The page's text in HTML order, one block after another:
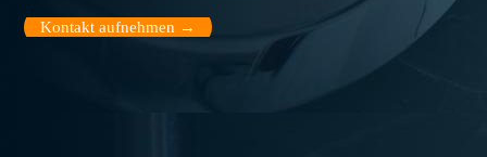
Kontakt aufnehmen →